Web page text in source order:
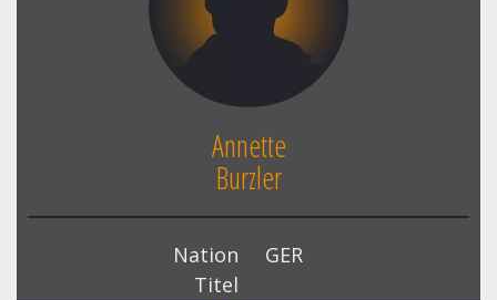
Annette
Burzler
Nation
GER
Titel